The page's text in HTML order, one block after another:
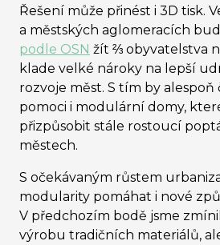
Řešení může přinést i 3D tisk.
a městských aglomeracích
podle OSN žít ⅔ obyvatelstva
klade velké nároky na lepší
rozvoje měst. S tím by alespoň
pomoci i modulární domy,
přizpůsobit stále rostoucí
městech.
S očekávaným růstem
modularity pomáhat i nové
V předchozím bodě jsme
výrobu tradičních materiálů,